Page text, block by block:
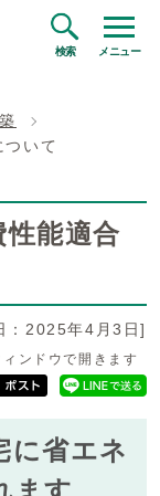
検索 メニュー
いて
能適合
：2025年4月3日]
ンドウで開きます
に省エネ
ます